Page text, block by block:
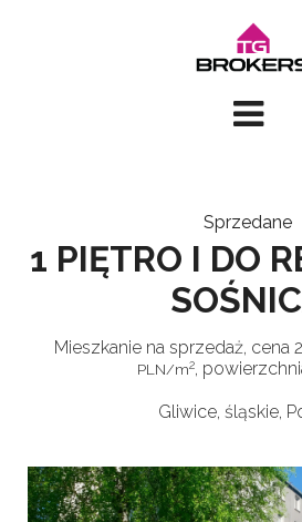
Sprzedane
1 PIĘTRO I DO
Mieszkanie na sprzedaż, cena
PLN/m2,
Gliwice, śląskie,